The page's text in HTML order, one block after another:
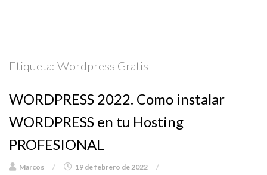
Etiqueta: Wordpress Gratis
WORDPRESS 2022. Como instalar
WORDPRESS en tu Hosting
PROFESIONAL
Marcos / 19 de febrero de 2022 /